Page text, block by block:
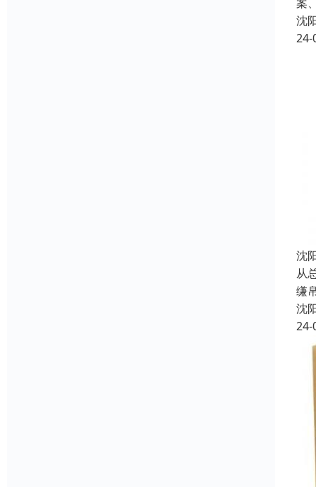
沈
24-
沈
从
缣
沈
24-